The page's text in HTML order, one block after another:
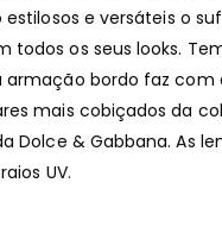
estilosos e versáteis o
todos os seus looks.
armação bordo faz com
mais cobiçados da
Dolce & Gabbana. As
UV.